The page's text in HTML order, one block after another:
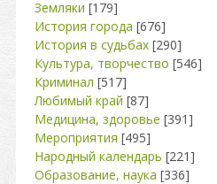
Земляки [179]
История города [676]
История в судьбах [290]
Культура, творчество [546]
Криминал [517]
Любимый край [87]
Медицина, здоровье [391]
Мероприятия [495]
Народный календарь [221]
Образование, наука [336]